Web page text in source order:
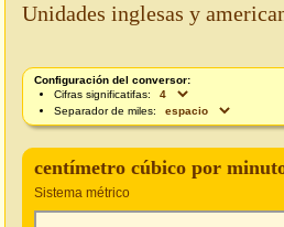
Unidades inglesas y
Configuración del conversor:
Cifras significatifas:
Separador de miles:
centímetro cúbico por
Sistema métrico